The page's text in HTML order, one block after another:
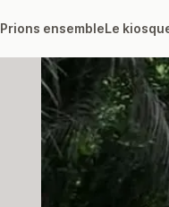
Prions ensembleLe